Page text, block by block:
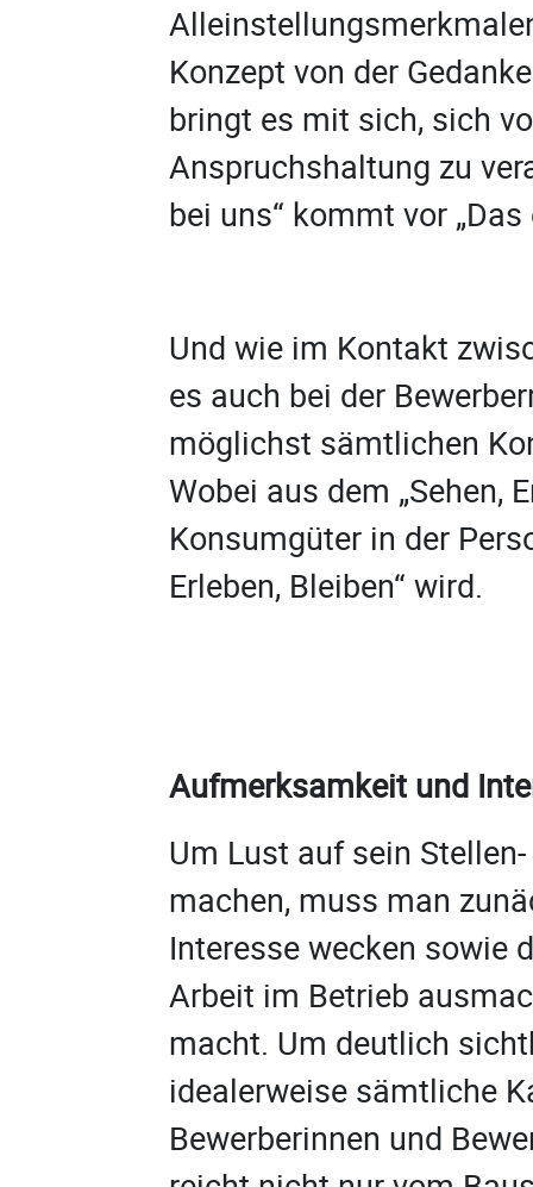
Konzept von der
bringt es mit sich, sich
Anspruchshaltung zu
bei uns“ kommt vor
Und wie im Kontakt
es auch bei der
möglichst sämtlichen
Wobei aus dem „Sehen,
Konsumgüter in der
Erleben, Bleiben“ wird.
Aufmerksamkeit und
Um Lust auf sein
machen, muss man
Interesse wecken sowie
Arbeit im Betrieb
macht. Um deutlich
idealerweise sämtliche
Bewerberinnen und